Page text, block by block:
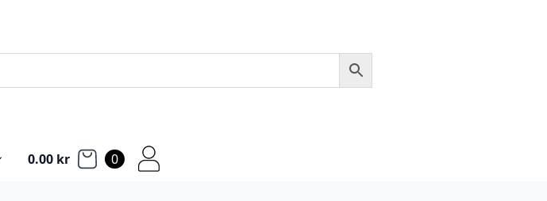
0.00 kr 0